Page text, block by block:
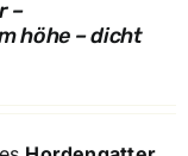
–
höhe – dicht